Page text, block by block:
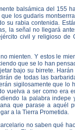
balsámica del 155
los gudaris
su rabia contenida.
la señal no llegará
civil y religioso de
mienten. Y estos le
que se lo han
bajo su birrete.
de todas las
sigilosamente que lo
vuelva a ser como era
la palabra
que parase a aquél
a la Tierra Prometida.
no saben qué